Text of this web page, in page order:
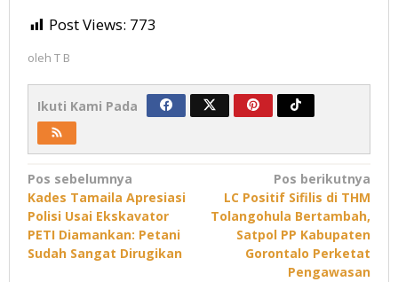
Post Views: 773
oleh T B
Ikuti Kami Pada
Navigasi
pos
Pos sebelumnya
Kades Tamaila Apresiasi
Polisi Usai Ekskavator
PETI Diamankan: Petani
Sudah Sangat Dirugikan
Pos berikutnya
LC Positif Sifilis di THM
Tolangohula Bertambah,
Satpol PP Kabupaten
Gorontalo Perketat
Pengawasan